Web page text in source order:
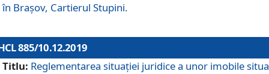
în Braşov, Cartierul Stupini.
885/10.12.2019
Titlu: Reglementarea situației juridice a unor imobile